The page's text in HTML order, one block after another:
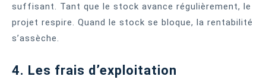
suffisant. Tant que le stock avance régulièrement, le
projet respire. Quand le stock se bloque, la rentabilité
s’assèche.
4. Les frais d’exploitation